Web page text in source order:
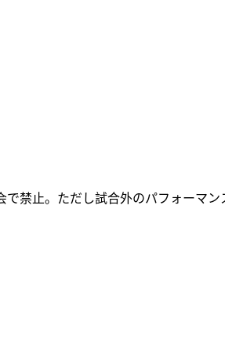
禁止。ただし試合外のパフォーマン